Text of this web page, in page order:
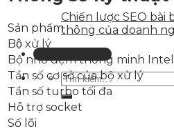
Chiến lược SEO
thông của doanh
Liên hệ tư vấn
Sản phẩm
Bộ xử lý
Bộ nhớ đệm thông minh
Tần số cơ sở của bộ xử lý
Tần số turbo tối đa
Hỗ trợ socket
Số lõi